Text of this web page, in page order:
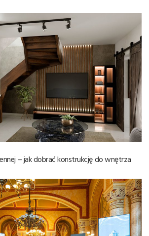
– jak dobrać konstrukcję do wnętrza